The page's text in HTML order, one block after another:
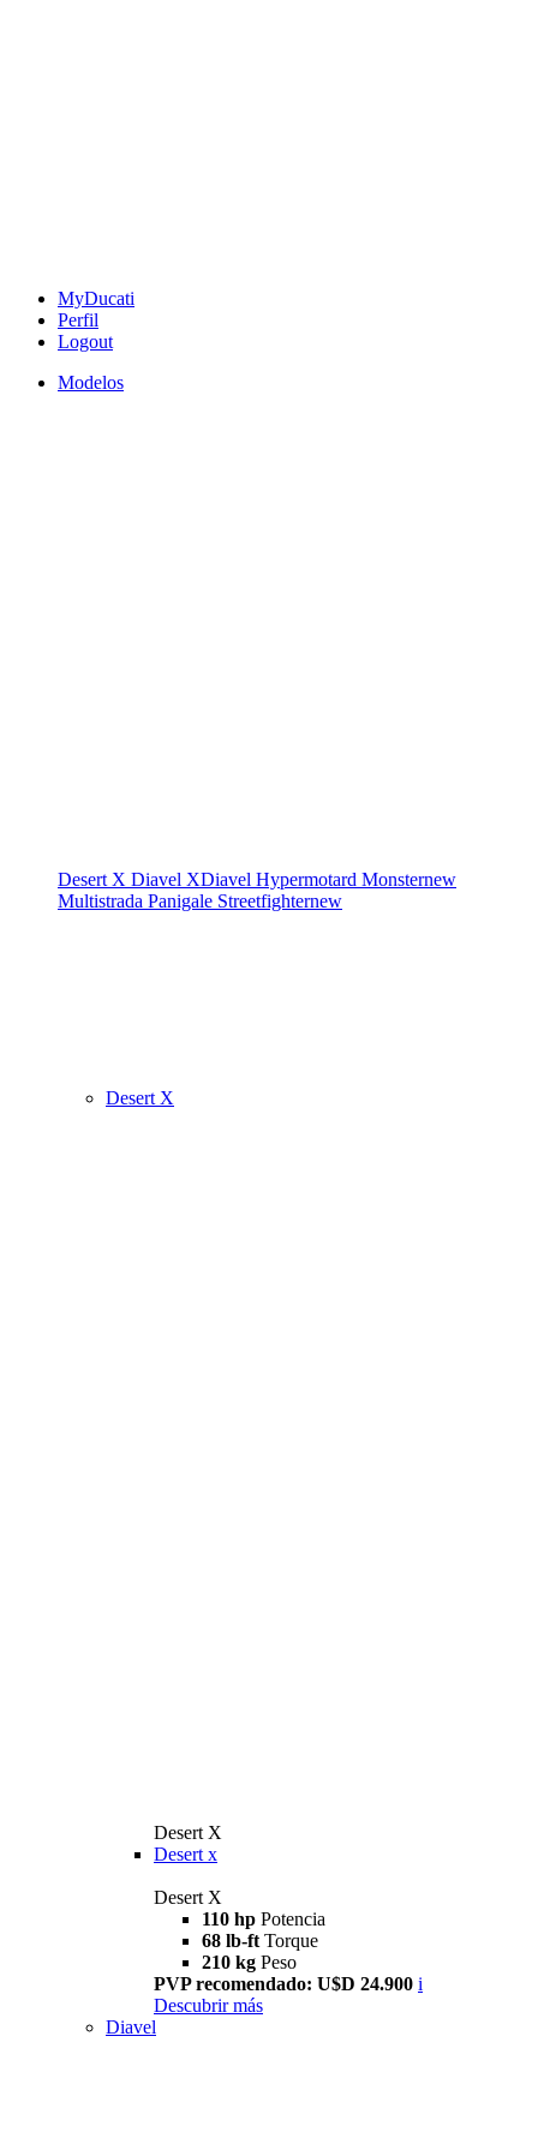
MyDucati
Perfil
Logout
Modelos
Desert X Diavel XDiavel Hypermotard Monsternew
Multistrada Panigale Streetfighternew
Desert X
Desert X
Desert x
Desert X
110 hp Potencia
68 lb-ft Torque
210 kg Peso
PVP recomendado: U$D 24.900 i
Descubrir más
Diavel